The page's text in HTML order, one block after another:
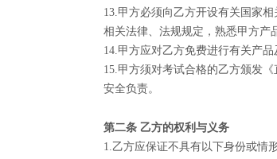
13.甲方必须向乙方开设有关国家
相关法律、法规规定，熟悉甲方产
14.甲方应对乙方免费进行有关产品
15.甲方须对考试合格的乙方颁发
安全负责。
第二条 乙方的权利与义务
1.乙方应保证不具有以下身份或情形